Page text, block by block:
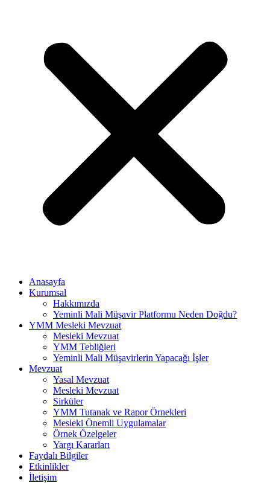
Anasayfa
Kurumsal
Hakkımızda
Yeminli Mali Müşavir Platformu Neden Doğdu?
YMM Mesleki Mevzuat
Mesleki Mevzuat
YMM Tebliğleri
Yeminli Mali Müşavirlerin Yapacağı İşler
Mevzuat
Yasal Mevzuat
Mesleki Mevzuat
Sirküler
YMM Tutanak ve Rapor Örnekleri
Mesleki Önemli Uygulamalar
Örnek Özelgeler
Yargı Kararları
Faydalı Bilgiler
Etkinlikler
İletişim